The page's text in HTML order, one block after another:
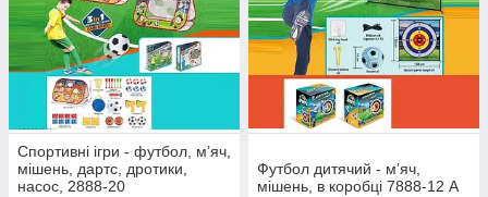
Спортивні ігри - футбол, м’яч,
мішень, дартс, дротики,
насос, 2888-20
Футбол дитячий - м’яч,
мішень, в коробці 7888-12 A